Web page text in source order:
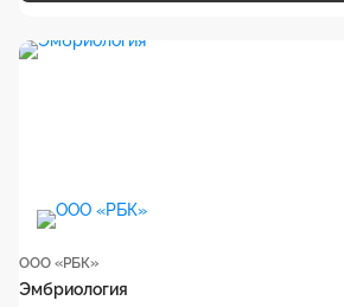
ООО «РБК»
Эмбриология